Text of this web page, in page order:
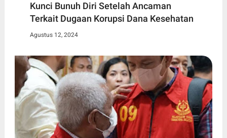
Kunci Bunuh Diri Setelah Ancaman
Terkait Dugaan Korupsi Dana Kesehatan
Agustus 12, 2024